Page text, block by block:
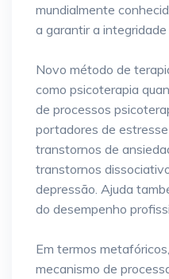
mundialmente
a garantir a integridade
Novo método de
como psicoterapia
de processos
portadores de
transtornos de
transtornos
depressão. Ajuda
do desempenho
Em termos
mecanismo de